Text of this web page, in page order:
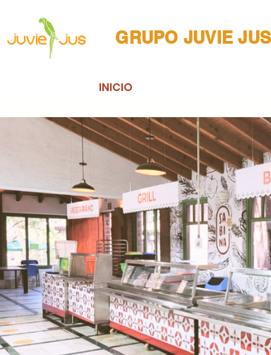
GRUPO JUVIE
INICIO